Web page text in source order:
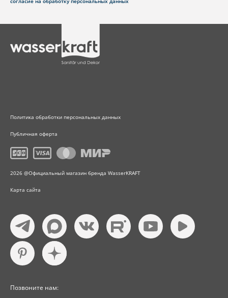
Политика обработки персональных данных
Публичная оферта
2026 @Официальный магазин бренда WasserKRAFT
Карта сайта
Позвоните нам: